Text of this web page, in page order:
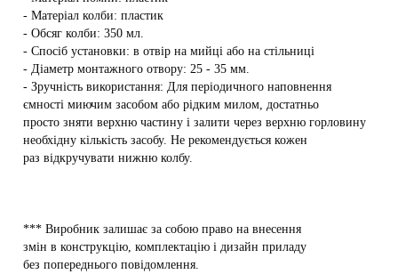
- Матеріал колби: пластик
- Обсяг колби: 350 мл.
- Спосіб установки: в отвір на мийці або на стільниці
- Діаметр монтажного отвору: 25 - 35 мм.
- Зручність використання: Для періодичного наповнення
ємності миючим засобом або рідким милом, достатньо
просто зняти верхню частину і залити через верхню горловину
необхідну кількість засобу. Не рекомендується кожен
раз відкручувати нижню колбу.
*** Виробник залишає за собою право на внесення
змін в конструкцію, комплектацію і дизайн приладу
без попереднього повідомлення.